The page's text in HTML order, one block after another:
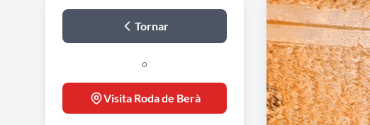
Tornar
o
Visita Roda de Berà